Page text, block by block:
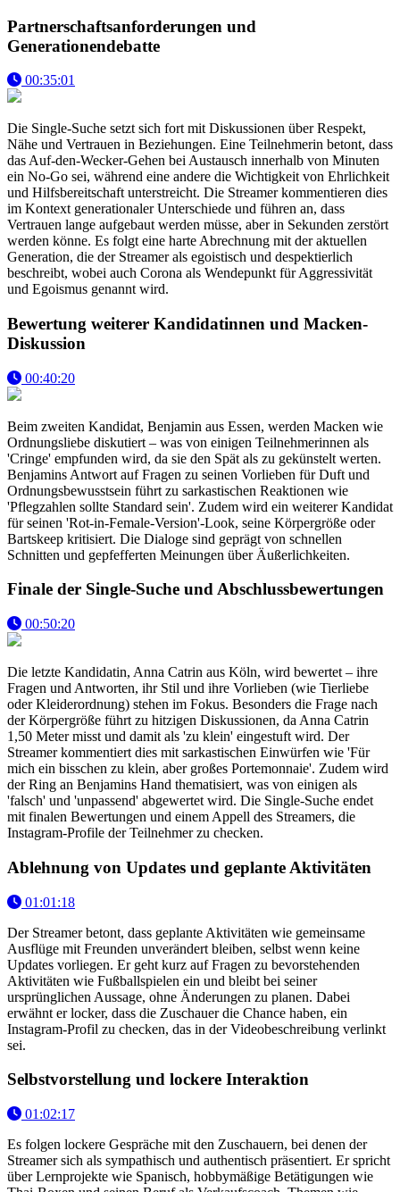
Partnerschaftsanforderungen und
Generationendebatte
00:35:01
Die Single-Suche setzt sich fort mit Diskussionen über Respekt,
Nähe und Vertrauen in Beziehungen. Eine Teilnehmerin betont, dass
das Auf-den-Wecker-Gehen bei Austausch innerhalb von Minuten
ein No-Go sei, während eine andere die Wichtigkeit von Ehrlichkeit
und Hilfsbereitschaft unterstreicht. Die Streamer kommentieren dies
im Kontext generationaler Unterschiede und führen an, dass
Vertrauen lange aufgebaut werden müsse, aber in Sekunden zerstört
werden könne. Es folgt eine harte Abrechnung mit der aktuellen
Generation, die der Streamer als egoistisch und despektierlich
beschreibt, wobei auch Corona als Wendepunkt für Aggressivität
und Egoismus genannt wird.
Bewertung weiterer Kandidatinnen und Macken-
Diskussion
00:40:20
Beim zweiten Kandidat, Benjamin aus Essen, werden Macken wie
Ordnungsliebe diskutiert – was von einigen Teilnehmerinnen als
'Cringe' empfunden wird, da sie den Spät als zu gekünstelt werten.
Benjamins Antwort auf Fragen zu seinen Vorlieben für Duft und
Ordnungsbewusstsein führt zu sarkastischen Reaktionen wie
'Pflegzahlen sollte Standard sein'. Zudem wird ein weiterer Kandidat
für seinen 'Rot-in-Female-Version'-Look, seine Körpergröße oder
Bartskeep kritisiert. Die Dialoge sind geprägt von schnellen
Schnitten und gepfefferten Meinungen über Äußerlichkeiten.
Finale der Single-Suche und Abschlussbewertungen
00:50:20
Die letzte Kandidatin, Anna Catrin aus Köln, wird bewertet – ihre
Fragen und Antworten, ihr Stil und ihre Vorlieben (wie Tierliebe
oder Kleiderordnung) stehen im Fokus. Besonders die Frage nach
der Körpergröße führt zu hitzigen Diskussionen, da Anna Catrin
1,50 Meter misst und damit als 'zu klein' eingestuft wird. Der
Streamer kommentiert dies mit sarkastischen Einwürfen wie 'Für
mich ein bisschen zu klein, aber großes Portemonnaie'. Zudem wird
der Ring an Benjamins Hand thematisiert, was von einigen als
'falsch' und 'unpassend' abgewertet wird. Die Single-Suche endet
mit finalen Bewertungen und einem Appell des Streamers, die
Instagram-Profile der Teilnehmer zu checken.
Ablehnung von Updates und geplante Aktivitäten
01:01:18
Der Streamer betont, dass geplante Aktivitäten wie gemeinsame
Ausflüge mit Freunden unverändert bleiben, selbst wenn keine
Updates vorliegen. Er geht kurz auf Fragen zu bevorstehenden
Aktivitäten wie Fußballspielen ein und bleibt bei seiner
ursprünglichen Aussage, ohne Änderungen zu planen. Dabei
erwähnt er locker, dass die Zuschauer die Chance haben, ein
Instagram-Profil zu checken, das in der Videobeschreibung verlinkt
sei.
Selbstvorstellung und lockere Interaktion
01:02:17
Es folgen lockere Gespräche mit den Zuschauern, bei denen der
Streamer sich als sympathisch und authentisch präsentiert. Er spricht
über Lernprojekte wie Spanisch, hobbymäßige Betätigungen wie